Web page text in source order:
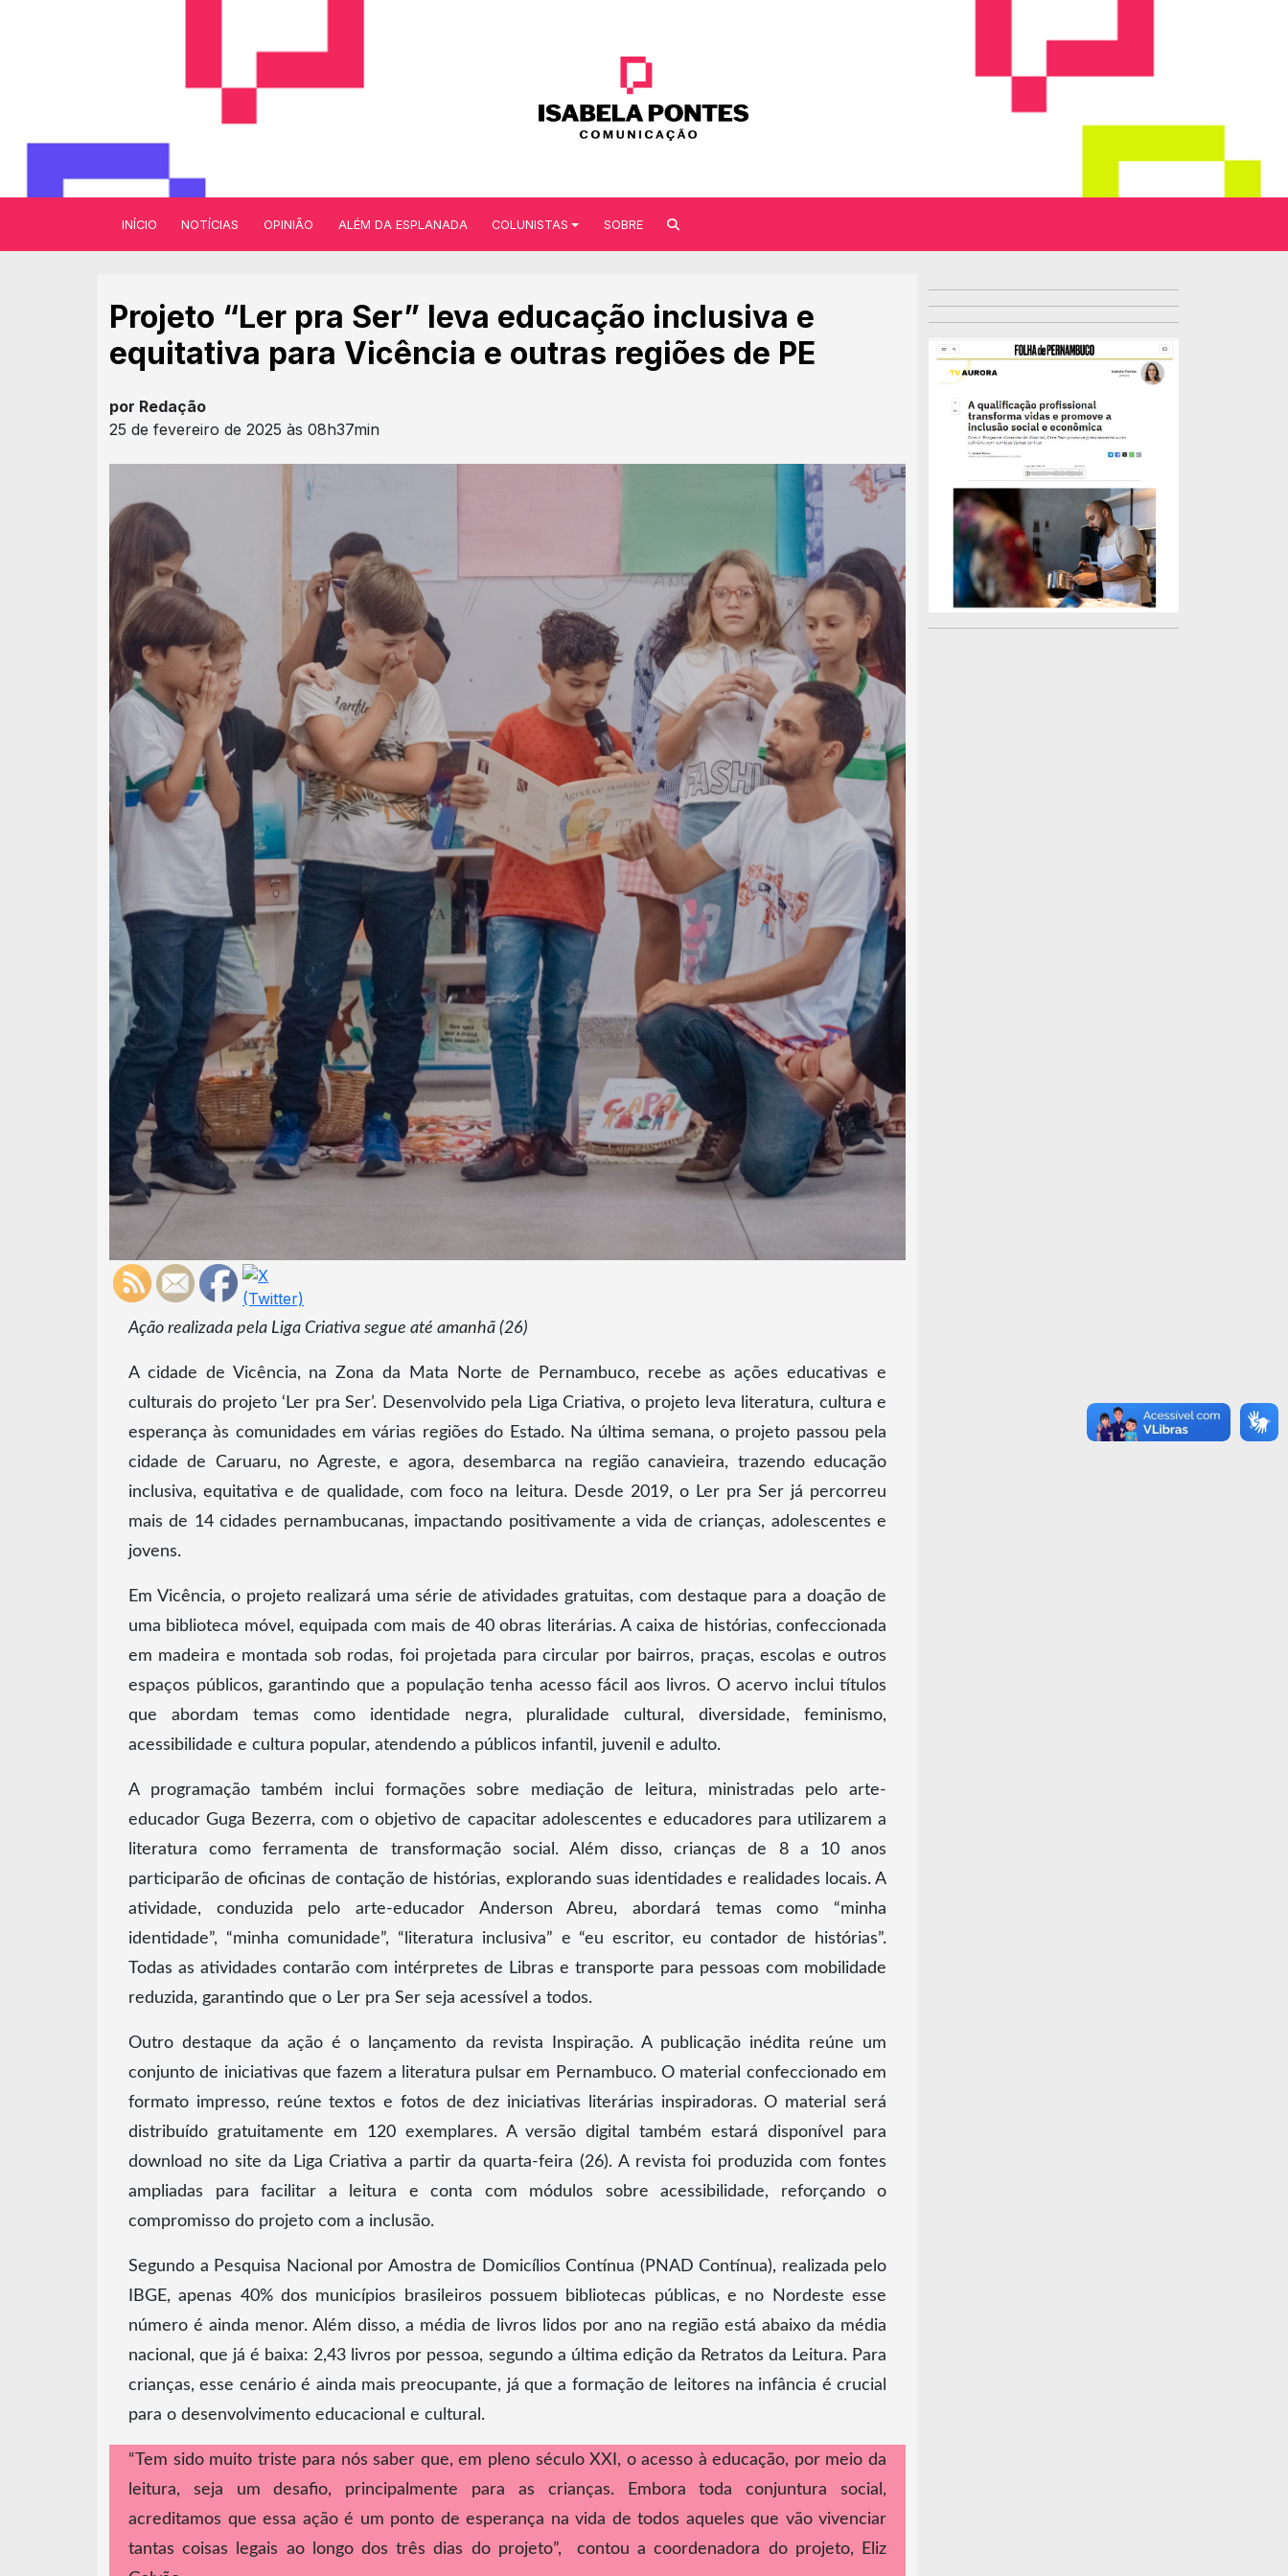
INÍCIO NOTÍCIAS OPINIÃO ALÉM DA ESPLANADA COLUNISTAS SOBRE
Projeto “Ler pra Ser” leva educação inclusiva e
equitativa para Vicência e outras regiões de PE
por Redação
25 de fevereiro de 2025 às 08h37min
Ação realizada pela Liga Criativa segue até amanhã (26)
A cidade de Vicência, na Zona da Mata Norte de Pernambuco, recebe as ações educativas e
culturais do projeto ‘Ler pra Ser’. Desenvolvido pela Liga Criativa, o projeto leva literatura, cultura e
esperança às comunidades em várias regiões do Estado. Na última semana, o projeto passou pela
cidade de Caruaru, no Agreste, e agora, desembarca na região canavieira, trazendo educação
inclusiva, equitativa e de qualidade, com foco na leitura. Desde 2019, o Ler pra Ser já percorreu
mais de 14 cidades pernambucanas, impactando positivamente a vida de crianças, adolescentes e
jovens.
Em Vicência, o projeto realizará uma série de atividades gratuitas, com destaque para a doação de
uma biblioteca móvel, equipada com mais de 40 obras literárias. A caixa de histórias, confeccionada
em madeira e montada sob rodas, foi projetada para circular por bairros, praças, escolas e outros
espaços públicos, garantindo que a população tenha acesso fácil aos livros. O acervo inclui títulos
que abordam temas como identidade negra, pluralidade cultural, diversidade, feminismo,
acessibilidade e cultura popular, atendendo a públicos infantil, juvenil e adulto.
A programação também inclui formações sobre mediação de leitura, ministradas pelo arte-
educador Guga Bezerra, com o objetivo de capacitar adolescentes e educadores para utilizarem a
literatura como ferramenta de transformação social. Além disso, crianças de 8 a 10 anos
participarão de oficinas de contação de histórias, explorando suas identidades e realidades locais. A
atividade, conduzida pelo arte-educador Anderson Abreu, abordará temas como “minha
identidade”, “minha comunidade”, “literatura inclusiva” e “eu escritor, eu contador de histórias”.
Todas as atividades contarão com intérpretes de Libras e transporte para pessoas com mobilidade
reduzida, garantindo que o Ler pra Ser seja acessível a todos.
Outro destaque da ação é o lançamento da revista Inspiração. A publicação inédita reúne um
conjunto de iniciativas que fazem a literatura pulsar em Pernambuco. O material confeccionado em
formato impresso, reúne textos e fotos de dez iniciativas literárias inspiradoras. O material será
distribuído gratuitamente em 120 exemplares. A versão digital também estará disponível para
download no site da Liga Criativa a partir da quarta-feira (26). A revista foi produzida com fontes
ampliadas para facilitar a leitura e conta com módulos sobre acessibilidade, reforçando o
compromisso do projeto com a inclusão.
Segundo a Pesquisa Nacional por Amostra de Domicílios Contínua (PNAD Contínua), realizada pelo
IBGE, apenas 40% dos municípios brasileiros possuem bibliotecas públicas, e no Nordeste esse
número é ainda menor. Além disso, a média de livros lidos por ano na região está abaixo da média
nacional, que já é baixa: 2,43 livros por pessoa, segundo a última edição da Retratos da Leitura. Para
crianças, esse cenário é ainda mais preocupante, já que a formação de leitores na infância é crucial
para o desenvolvimento educacional e cultural.
“Tem sido muito triste para nós saber que, em pleno século XXI, o acesso à educação, por meio da
leitura, seja um desafio, principalmente para as crianças. Embora toda conjuntura social,
acreditamos que essa ação é um ponto de esperança na vida de todos aqueles que vão vivenciar
tantas coisas legais ao longo dos três dias do projeto”, contou a coordenadora do projeto, Eliz